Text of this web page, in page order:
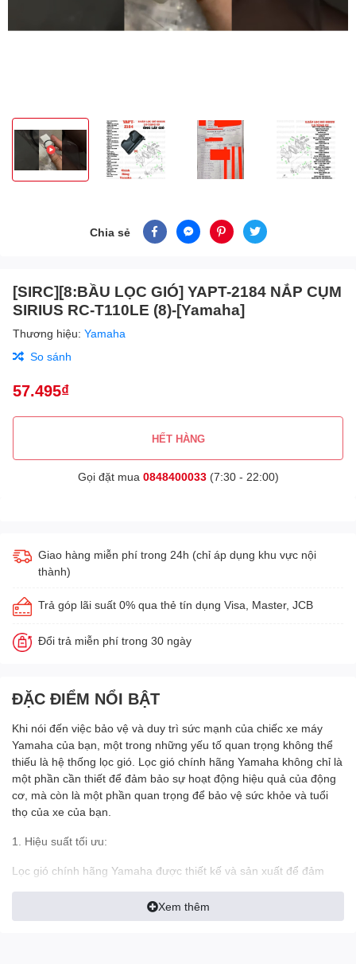
Chia sẻ
[SIRC][8:BẦU LỌC GIÓ] YAPT-2184 NẮP CỤM
SIRIUS RC-T110LE (8)-[Yamaha]
Thương hiệu: Yamaha
So sánh
57.495₫
HẾT HÀNG
Gọi đặt mua 0848400033(7:30 - 22:00)
Giao hàng miễn phí trong 24h (chỉ áp dụng khu vực nội
thành)
Trả góp lãi suất 0% qua thẻ tín dụng Visa, Master, JCB
Đổi trả miễn phí trong 30 ngày
ĐẶC ĐIỂM NỔI BẬT
Khi nói đến việc bảo vệ và duy trì sức mạnh của chiếc xe máy
Yamaha của bạn, một trong những yếu tố quan trọng không thể
thiếu là hệ thống lọc gió. Lọc gió chính hãng Yamaha không chỉ là
một phần cần thiết để đảm bảo sự hoạt động hiệu quả của động
cơ, mà còn là một phần quan trọng để bảo vệ sức khỏe và tuổi
thọ của xe của bạn.
1. Hiệu suất tối ưu:
Lọc gió chính hãng Yamaha được thiết kế và sản xuất để đảm
và vật liệu chất lượng cao, chúng giúp loại bỏ bụi bẩn, hạt bụi và
các hạt nhỏ khác từ không khí trước khi nó được hít vào động cơ.
Xem thêm